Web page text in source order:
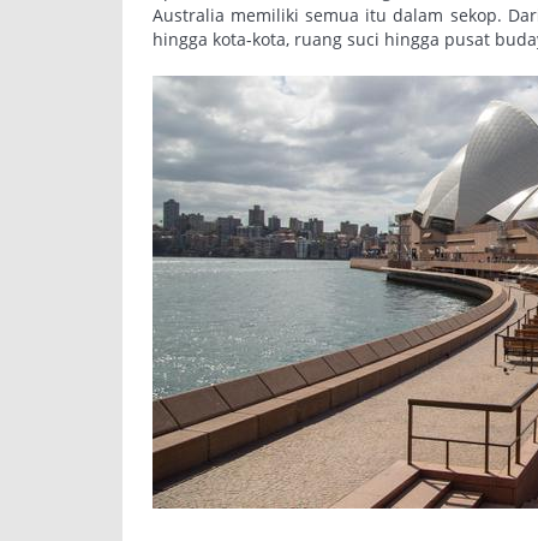
Australia memiliki semua itu dalam sekop.
hingga kota-kota, ruang suci hingga pusat